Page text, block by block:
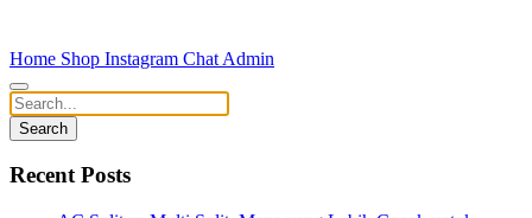
Home Shop Instagram Chat Admin
Search
Recent Posts